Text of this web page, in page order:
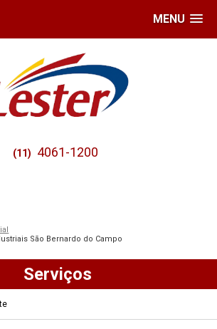
MENU
(11) 4061-1200
São Bernardo do Campo
Serviços